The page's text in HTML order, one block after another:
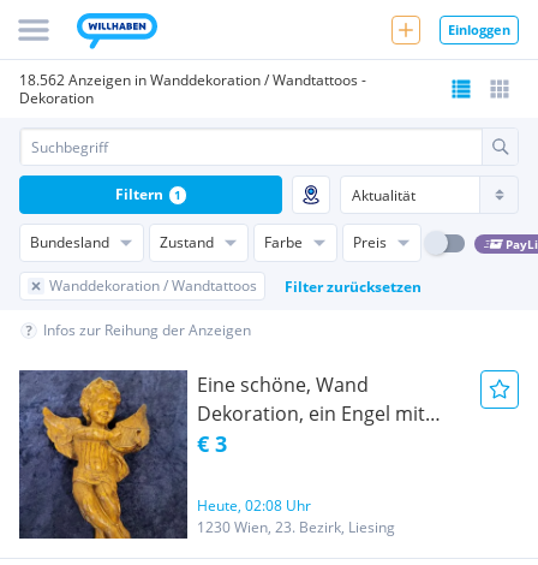
Einloggen
18.562 Anzeigen in Wanddekoration / Wandtattoos -
Dekoration
Bundesland Zustand Farbe Preis
Wanddekoration / Wandtattoos Filter zurücksetzen
Filtern 1
Infos zur Reihung der Anzeigen
Eine schöne, Wand
Dekoration, ein Engel mit
Flügeln, aus Resin, die Höhe
12,2 cm,
€ 3
Heute, 02:08 Uhr
1230 Wien, 23. Bezirk, Liesing